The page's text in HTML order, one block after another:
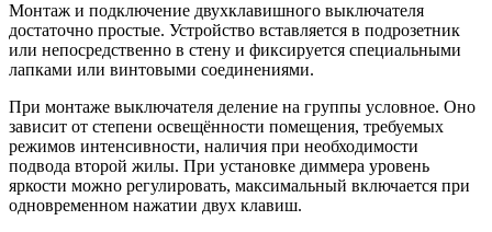
Монтаж и подключение двухклавишного выключателя
достаточно простые. Устройство вставляется в подрозетник
или непосредственно в стену и фиксируется специальными
лапками или винтовыми соединениями.
При монтаже выключателя деление на группы условное. Оно
зависит от степени освещённости помещения, требуемых
режимов интенсивности, наличия при необходимости
подвода второй жилы. При установке диммера уровень
яркости можно регулировать, максимальный включается при
одновременном нажатии двух клавиш.